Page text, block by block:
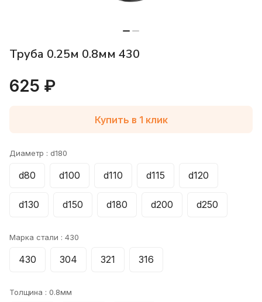
Труба 0.25м 0.8мм 430
625 ₽
Купить в 1 клик
Диаметр : d180
d80 d100 d110 d115 d120
d130 d150 d180 d200 d250
Марка стали : 430
430 304 321 316
Толщина : 0.8мм